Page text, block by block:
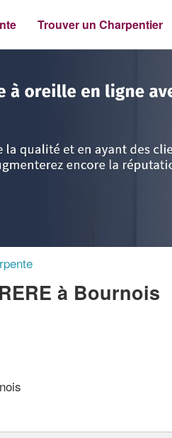
Trouver un Charpentier
à Bournois